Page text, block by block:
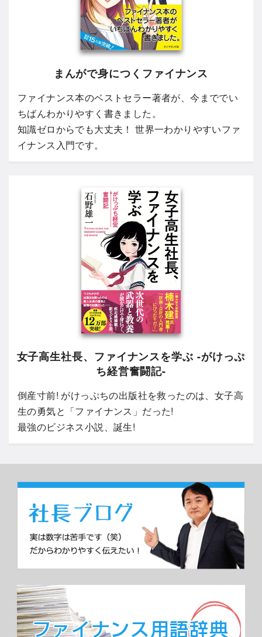
まんがで身につくファイナンス
ファイナンス本のベストセラー著者が、今まででい
ちばんわかりやすく書きました。
知識ゼロからでも大丈夫！ 世界一わかりやすいファ
イナンス入門です。
女子高生社長、ファイナンスを学ぶ -がけっぷ
ち経営奮闘記-
倒産寸前! がけっぷちの出版社を救ったのは、女子高
生の勇気と「ファイナンス」だった!
最強のビジネス小説、誕生!